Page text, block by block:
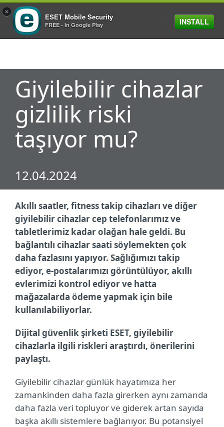
MENU
Giyilebilir cihazlar
gizlilik riski
taşıyor mu?
12.04.2024
Akıllı saatler, fitness takip cihazları ve diğer
giyilebilir cihazlar cep telefonlarımız ve
tabletlerimiz kadar olağan hale geldi. Bu
bağlantılı cihazlar saati söylemekten çok
daha fazlasını yapıyor. Sağlığımızı takip
ediyor, e-postalarımızı görüntülüyor, akıllı
evlerimizi kontrol ediyor ve hatta
mağazalarda ödeme yapmak için bile
kullanılabiliyorlar.
Dijital güvenlik şirketi ESET, giyilebilir
cihazlarla ilgili riskleri araştırdı, önerilerini
paylaştı.
Giyilebilir cihazlar günlük hayatımıza her
zamankinden daha fazla girerken aynı zamanda
daha fazla veri topluyor ve giderek artan sayıda
başka akıllı sistemlere bağlanıyor. Bu potansiyel
×
ESET Mobile Security
FREE - In Google Play INSTALL